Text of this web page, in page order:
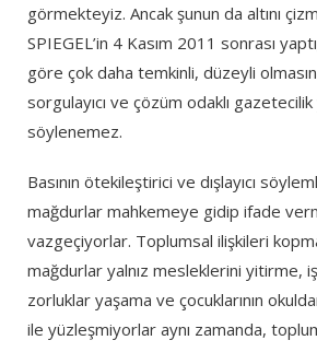
görmekteyiz. Ancak şunun da altını
SPIEGEL’in 4 Kasım 2011 sonrası
göre çok daha temkinli, düzeyli
sorgulayıcı ve çözüm odaklı gazetecilik
söylenemez.
Basının ötekileştirici ve dışlayıcı
mağdurlar mahkemeye gidip ifade
vazgeçiyorlar. Toplumsal ilişkileri
mağdurlar yalnız mesleklerini yitirme,
zorluklar yaşama ve çocuklarının
ile yüzleşmiyorlar aynı zamanda,